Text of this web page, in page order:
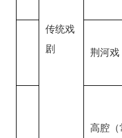
传统戏
剧
荆河戏
高腔（